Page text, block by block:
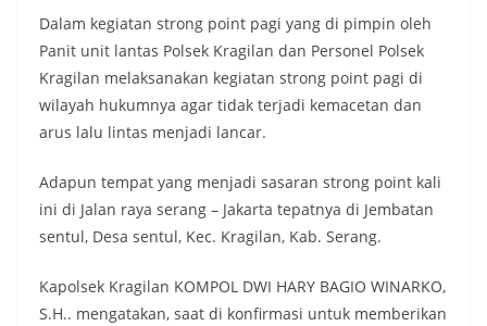
Dalam kegiatan strong point pagi yang di pimpin oleh
Panit unit lantas Polsek Kragilan dan Personel Polsek
Kragilan melaksanakan kegiatan strong point pagi di
wilayah hukumnya agar tidak terjadi kemacetan dan
arus lalu lintas menjadi lancar.
Adapun tempat yang menjadi sasaran strong point kali
ini di Jalan raya serang – Jakarta tepatnya di Jembatan
sentul, Desa sentul, Kec. Kragilan, Kab. Serang.
Kapolsek Kragilan KOMPOL DWI HARY BAGIO WINARKO,
S.H.. mengatakan, saat di konfirmasi untuk memberikan